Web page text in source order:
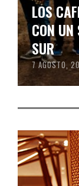
LOS
CON
SUR
7 AGOSTO,